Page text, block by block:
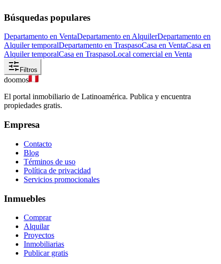
Búsquedas populares
Departamento en VentaDepartamento en AlquilerDepartamento en
Alquiler temporalDepartamento en TraspasoCasa en VentaCasa en
Alquiler temporalCasa en TraspasoLocal comercial en Venta
Filtros
doomos
El portal inmobiliario de Latinoamérica. Publica y encuentra
propiedades gratis.
Empresa
Contacto
Blog
Términos de uso
Política de privacidad
Servicios promocionales
Inmuebles
Comprar
Alquilar
Proyectos
Inmobiliarias
Publicar gratis